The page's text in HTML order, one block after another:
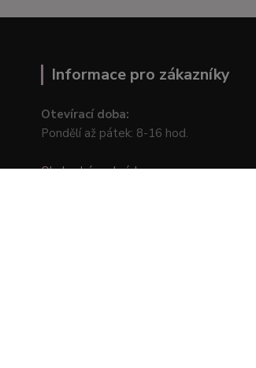
Informace pro zákazníky
Otevírací doba:
Pondělí až pátek: 8-16 hod.
Obchodní podmínky